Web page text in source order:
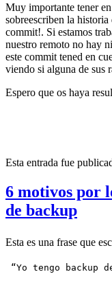
Muy importante tener
sobreescriben la
commit!. Si estamos
nuestro remoto no hay
este commit tened en
viendo si alguna de sus
Espero que os haya
Esta entrada fue
6 motivos por
de backup
Esta es una frase que
“Yo tengo